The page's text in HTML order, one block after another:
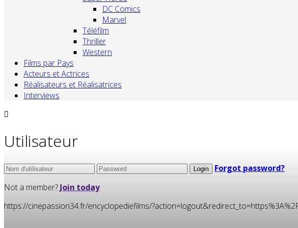
DC Comics
Marvel
Téléfilm
Thriller
Western
Films par Pays
Acteurs et Actrices
Réalisateurs et Réalisatrices
Interviews
Utilisateur
Forgot password?
Not a member? Join today
https://cinepassion34.fr/encyclopediefilms/